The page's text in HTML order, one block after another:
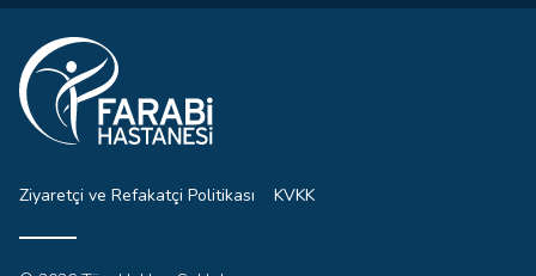
Ziyaretçi ve Refakatçi Politikası KVKK